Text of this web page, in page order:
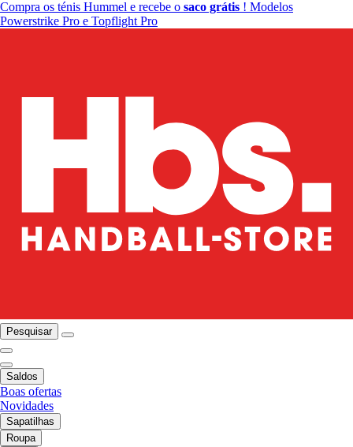
Compra os ténis Hummel e recebe o saco grátis ! Modelos
Powerstrike Pro e Topflight Pro
Pesquisar
Saldos
Boas ofertas
Novidades
Sapatilhas
Roupa